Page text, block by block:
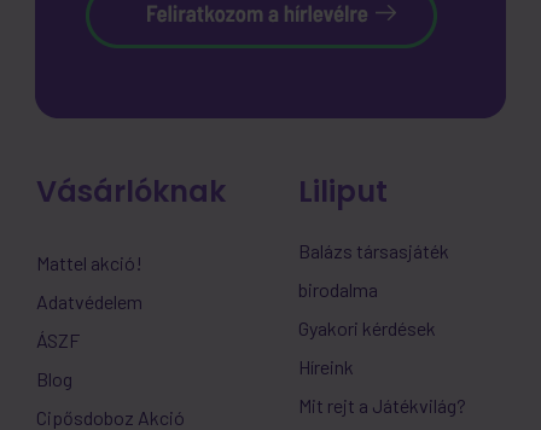
Vásárlóknak
Mattel akció!
Adatvédelem
ÁSZF
Blog
Cipősdoboz Akció
Liliput
Balázs társasjáték
birodalma
Gyakori kérdések
Híreink
Mit rejt a Játékvilág?